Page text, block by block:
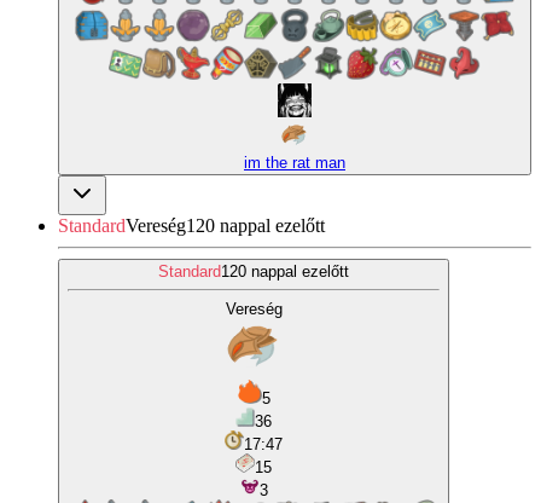
im the rat man
StandardVereség120 nappal ezelőtt
Standard120 nappal ezelőtt
Vereség
5
36
17:47
15
3